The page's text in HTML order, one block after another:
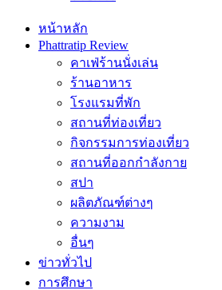
หน้าหลัก
Phattratip Review
คาเฟ่ร้านนั่งเล่น
ร้านอาหาร
โรงแรมที่พัก
สถานที่ท่องเที่ยว
กิจกรรมการท่องเที่ยว
สถานที่ออกกำลังกาย
สปา
ผลิตภัณฑ์ต่างๆ
ความงาม
อื่นๆ
ข่าวทั่วไป
การศึกษา